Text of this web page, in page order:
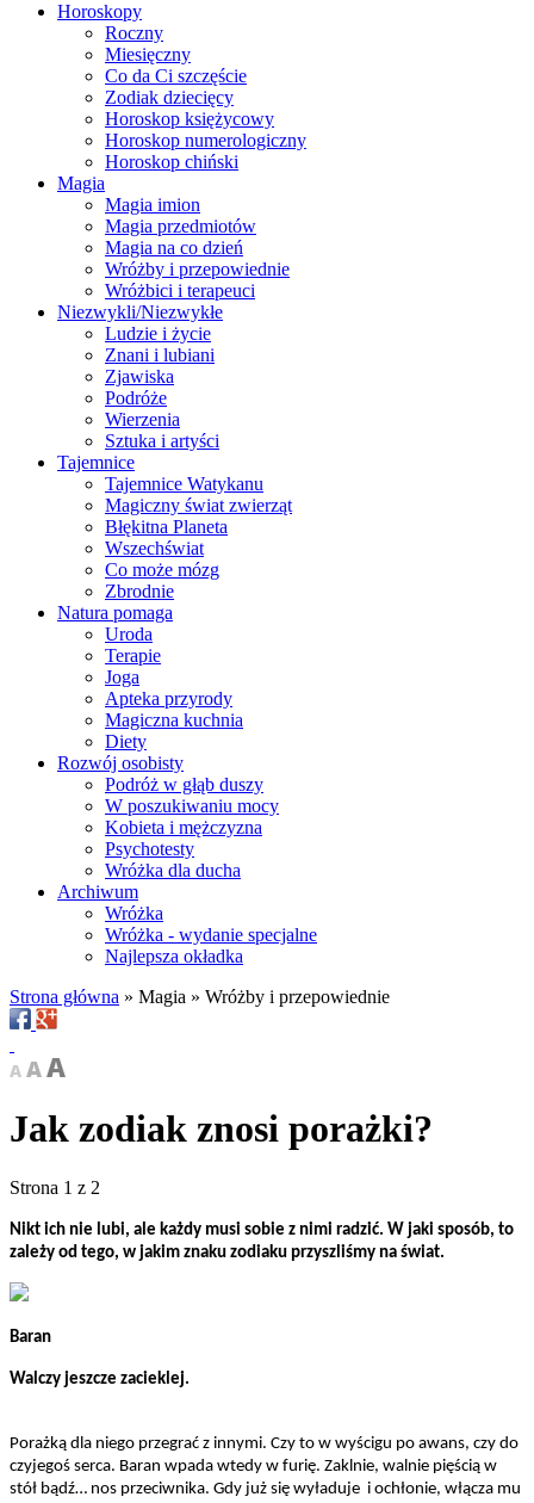
Horoskopy
Roczny
Miesięczny
Co da Ci szczęście
Zodiak dziecięcy
Horoskop księżycowy
Horoskop numerologiczny
Horoskop chiński
Magia
Magia imion
Magia przedmiotów
Magia na co dzień
Wróżby i przepowiednie
Wróżbici i terapeuci
Niezwykli/Niezwykłe
Ludzie i życie
Znani i lubiani
Zjawiska
Podróże
Wierzenia
Sztuka i artyści
Tajemnice
Tajemnice Watykanu
Magiczny świat zwierząt
Błękitna Planeta
Wszechświat
Co może mózg
Zbrodnie
Natura pomaga
Uroda
Terapie
Joga
Apteka przyrody
Magiczna kuchnia
Diety
Rozwój osobisty
Podróż w głąb duszy
W poszukiwaniu mocy
Kobieta i mężczyzna
Psychotesty
Wróżka dla ducha
Archiwum
Wróżka
Wróżka - wydanie specjalne
Najlepsza okładka
Strona główna » Magia » Wróżby i przepowiednie
Jak zodiak znosi porażki?
Strona 1 z 2
Nikt ich nie lubi, ale każdy musi sobie z nimi radzić. W jaki sposób, to
zależy od tego, w jakim znaku zodiaku przyszliśmy na świat.
Baran
Walczy jeszcze zacieklej.
Porażką dla niego przegrać z innymi. Czy to w wyścigu po awans, czy do
czyjegoś serca. Baran wpada wtedy w furię. Zaklnie, walnie pięścią w
stół bądź… nos przeciwnika. Gdy już się wyładuje i ochłonie, włącza mu